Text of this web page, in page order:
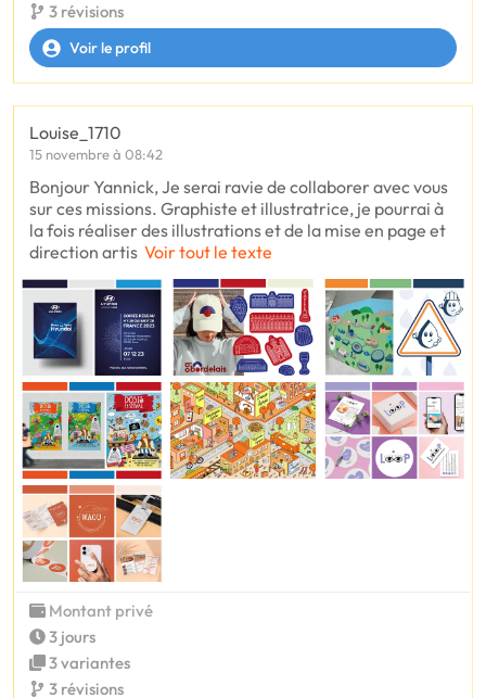
3 révisions
Voir le profil
Louise_1710
15 novembre à 08:42
Bonjour Yannick, Je serai ravie de collaborer avec vous
sur ces missions. Graphiste et illustratrice, je pourrai à
la fois réaliser des illustrations et de la mise en page et
direction artis Voir tout le texte
Montant privé
3 jours
3 variantes
3 révisions